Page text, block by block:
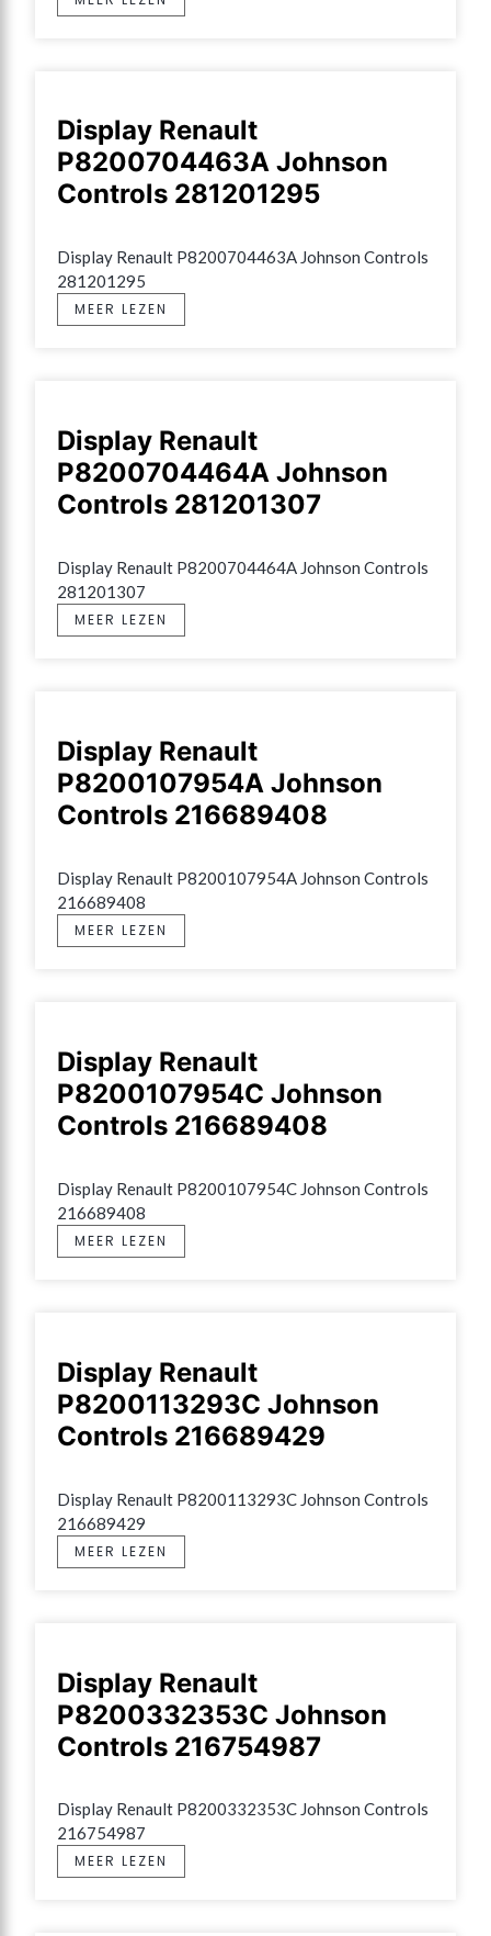
Display Renault
P8200704463A Johnson
Controls 281201295
Display Renault P8200704463A Johnson Controls
281201295
MEER LEZEN
Display Renault
P8200704464A Johnson
Controls 281201307
Display Renault P8200704464A Johnson Controls
281201307
MEER LEZEN
Display Renault
P8200107954A Johnson
Controls 216689408
Display Renault P8200107954A Johnson Controls
216689408
MEER LEZEN
Display Renault
P8200107954C Johnson
Controls 216689408
Display Renault P8200107954C Johnson Controls
216689408
MEER LEZEN
Display Renault
P8200113293C Johnson
Controls 216689429
Display Renault P8200113293C Johnson Controls
216689429
MEER LEZEN
Display Renault
P8200332353C Johnson
Controls 216754987
Display Renault P8200332353C Johnson Controls
216754987
MEER LEZEN